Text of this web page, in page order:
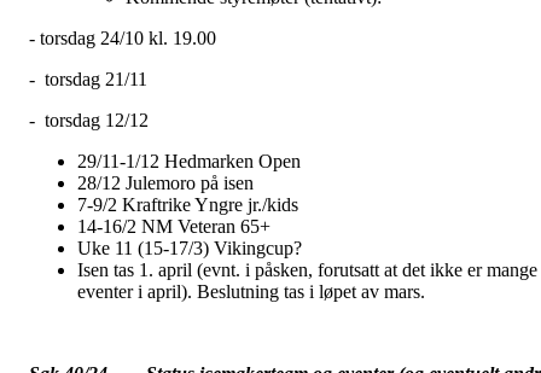
- torsdag 24/10 kl. 19.00
- torsdag 21/11
- torsdag 12/12
29/11-1/12 Hedmarken Open
28/12 Julemoro på isen
7-9/2 Kraftrike Yngre jr./kids
14-16/2 NM Veteran 65+
Uke 11 (15-17/3) Vikingcup?
Isen tas 1. april (evnt. i påsken, forutsatt at det ikke er mange
eventer i april). Beslutning tas i løpet av mars.